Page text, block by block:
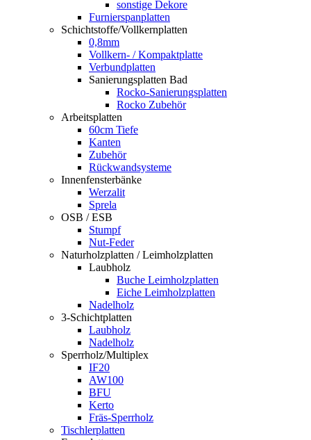
sonstige Dekore
Furnierspanplatten
Schichtstoffe/Vollkernplatten
0,8mm
Vollkern- / Kompaktplatte
Verbundplatten
Sanierungsplatten Bad
Rocko-Sanierungsplatten
Rocko Zubehör
Arbeitsplatten
60cm Tiefe
Kanten
Zubehör
Rückwandsysteme
Innenfensterbänke
Werzalit
Sprela
OSB / ESB
Stumpf
Nut-Feder
Naturholzplatten / Leimholzplatten
Laubholz
Buche Leimholzplatten
Eiche Leimholzplatten
Nadelholz
3-Schichtplatten
Laubholz
Nadelholz
Sperrholz/Multiplex
IF20
AW100
BFU
Kerto
Fräs-Sperrholz
Tischlerplatten